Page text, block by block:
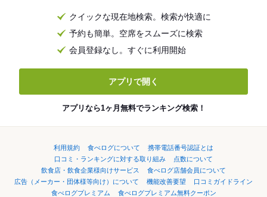
クイックな現在地検索。検索が快適に
予約も簡単。空席をスムーズに検索
会員登録なし。すぐに利用開始
アプリで開く
アプリなら1ヶ月無料でランキング検索！
利用規約 食べログについて
携帯電話番号認証とは
口コミ・ランキングに対する取り組み
点数について
飲食店・飲食企業様向けサービス
食べログ店舗会員について
広告（メーカー・団体様等向け）について
機能改善要望
口コミガイドライン
食べログプレミアム
食べログプレミアム無料クーポン